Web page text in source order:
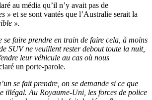
au média qu’il n’y avait pas de
» et se sont vantés que l’Australie serait la
».
se faire prendre en train de faire cela, à moins
SUV ne veuillent rester debout toute la nuit,
leur véhicule au cas où nous
un porte-parole.
se fait prendre, on se demande si ce que
illégal. Au Royaume-Uni, les forces de police